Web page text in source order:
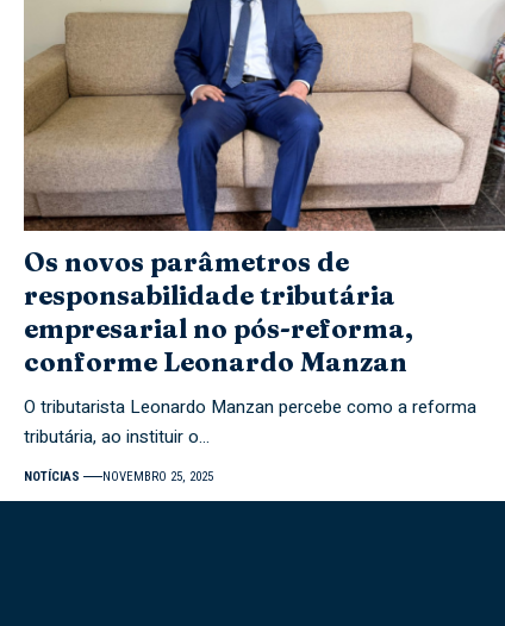
Os novos parâmetros de
responsabilidade tributária
empresarial no pós-reforma,
conforme Leonardo Manzan
O tributarista Leonardo Manzan percebe como a reforma
tributária, ao instituir o…
NOTÍCIAS NOVEMBRO 25, 2025